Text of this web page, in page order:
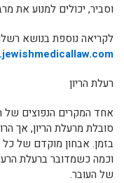
וסביר, יכולים למנוע את
לקריאה נוספת בנושא
רעלת הריון
אחד המקרים הנפוצים של
סובלת מרעלת הריון, אך
בזמן. אבחון מוקדם של
וכמה כשמדובר ברעלת
של העובר.